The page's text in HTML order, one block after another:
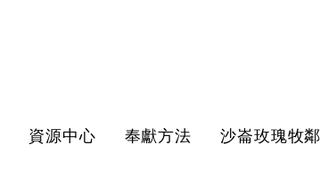
資源中心 奉獻方法 沙崙玫瑰牧